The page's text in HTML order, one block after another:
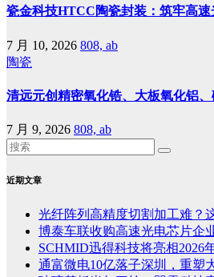
瓷金科技HTCC陶瓷封装：筑牢高
7 月 10, 2026 808, ab
陶瓷
清远元创精密氧化锆、大板氧化铝
7 月 9, 2026 808, ab
近期文章
光纤阵列高精度切割加工难？
博泰车联收购高速光电芯片企
SCHMID迅得科技将亮相2026
通富微电10亿落子深圳，重塑